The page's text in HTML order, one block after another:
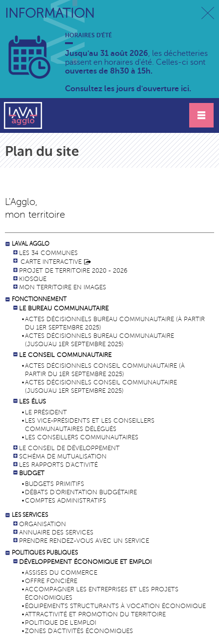
INFORMATION
HORAIRES D'ÉTÉ
Jusqu'au 31 août 2026, les déchetteries
passent en horaires d'été. Celles-ci sont
ouvertes de 8h30 à 15h.
Consultez les jours d'ouverture ici.
Plan du site
L'Agglo,
mon territoire
LAVAL AGGLO
LES 34 COMMUNES
CARTE INTERACTIVE
PROJET DE TERRITOIRE 2020 - 2026
KIOSQUE
MON TERRITOIRE EN IMAGES
FONCTIONNEMENT
LE BUREAU COMMUNAUTAIRE
ACTES DÉCISIONNELS BUREAU COMMUNAUTAIRE (À PARTIR
DU 1ER SEPTEMBRE 2025)
ACTES DÉCISIONNELS BUREAU COMMUNAUTAIRE
(JUSQU'AU 1ER SEPTEMBRE 2025)
LE CONSEIL COMMUNAUTAIRE
ACTES DÉCISIONNELS CONSEIL COMMUNAUTAIRE (À
PARTIR DU 1ER SEPTEMBRE 2025)
ACTES DÉCISIONNELS CONSEIL COMMUNAUTAIRE
(JUSQU'AU 1ER SEPTEMBRE 2025)
LES ÉLUS
LE PRÉSIDENT
LES VICE-PRÉSIDENTS ET LES CONSEILLERS
COMMUNAUTAIRES DÉLÉGUÉS
LES CONSEILLERS COMMUNAUTAIRES
LE CONSEIL DE DÉVELOPPEMENT
SCHÉMA DE MUTUALISATION
LES RAPPORTS D'ACTIVITÉ
BUDGET
BUDGETS PRIMITIFS
DÉBATS D'ORIENTATION BUDGÉTAIRE
COMPTES ADMINISTRATIFS
LES SERVICES
ORGANISATION
ANNUAIRE DES SERVICES
PRENDRE RENDEZ-VOUS AVEC UN SERVICE
POLITIQUES PUBLIQUES
DÉVELOPPEMENT ÉCONOMIQUE ET EMPLOI
ASSISES DU COMMERCE
OFFRE FONCIÈRE
ACCOMPAGNER LES ENTREPRISES ET LES PROJETS
ÉCONOMIQUES
ÉQUIPEMENTS STRUCTURANTS À VOCATION ÉCONOMIQUE
ATTRACTIVITÉ ET PROMOTION DU TERRITOIRE
POLITIQUE DE L'EMPLOI
ZONES D'ACTIVITÉS ÉCONOMIQUES